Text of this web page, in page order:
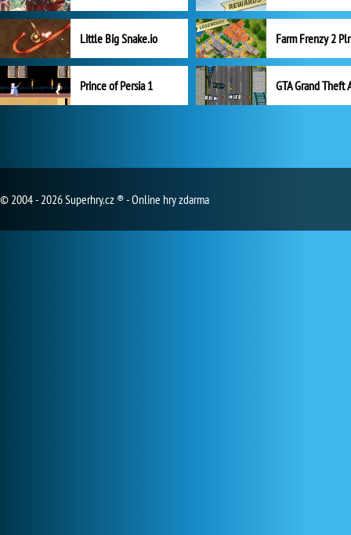
Little Big Snake.io
Prince of Persia 1 GTA Grand Theft
© 2004 - 2026 Superhry.cz ® - Online hry zdarma